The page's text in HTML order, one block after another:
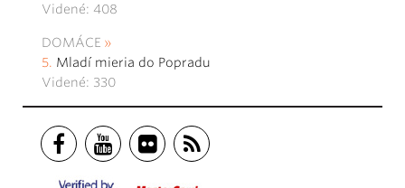
Videné: 408
DOMÁCE
Mladí mieria do Popradu
Videné: 330